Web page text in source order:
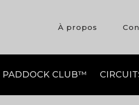
À propos
PADDOCK CLUB™